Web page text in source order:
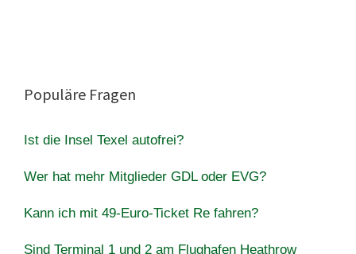
Populäre Fragen
Ist die Insel Texel autofrei?
Wer hat mehr Mitglieder GDL oder EVG?
Kann ich mit 49-Euro-Ticket Re fahren?
Sind Terminal 1 und 2 am Flughafen Heathrow